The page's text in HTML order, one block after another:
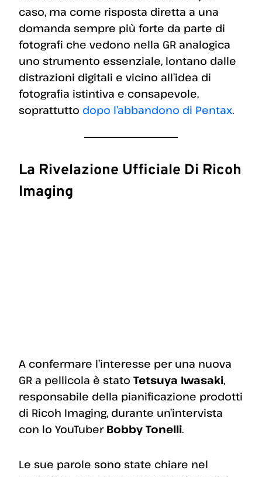
caso, ma come risposta diretta a una
domanda sempre più forte da parte di
fotografi che vedono nella GR analogica
uno strumento essenziale, lontano dalle
distrazioni digitali e vicino all’idea di
fotografia istintiva e consapevole,
soprattutto dopo l’abbandono di Pentax.
La Rivelazione Ufficiale Di Ricoh
Imaging
A confermare l’interesse per una nuova
GR a pellicola è stato Tetsuya Iwasaki,
responsabile della pianificazione prodotti
di Ricoh Imaging, durante un’intervista
con lo YouTuber Bobby Tonelli.
Le sue parole sono state chiare nel